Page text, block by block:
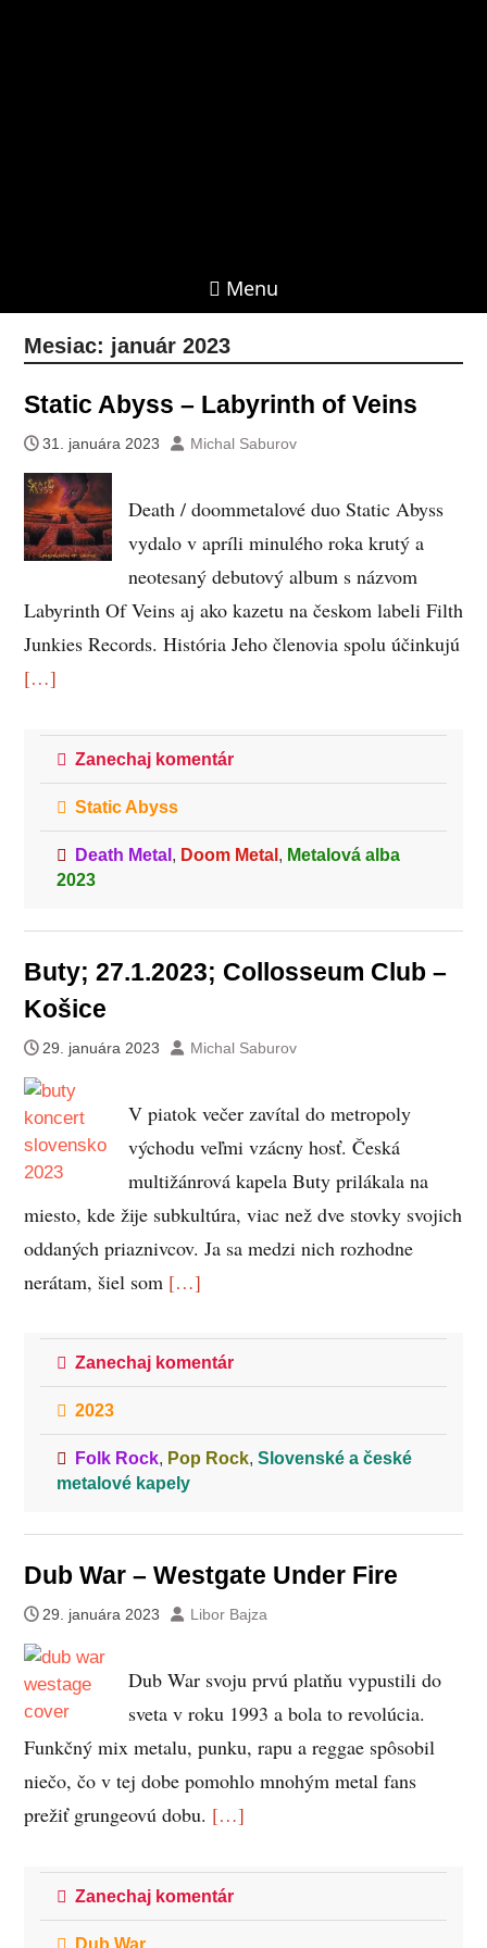
Menu
Mesiac: január 2023
Static Abyss – Labyrinth of Veins
31. januára 2023 Michal Saburov
Death / doommetalové duo Static Abyss
vydalo v apríli minulého roka krutý a
neotesaný debutový album s názvom
Labyrinth Of Veins aj ako kazetu na českom labeli Filth
Junkies Records. História Jeho členovia spolu účinkujú
[…]
Zanechaj komentár
Static Abyss
Death Metal , Doom Metal , Metalová alba
2023
Buty; 27.1.2023; Collosseum Club –
Košice
29. januára 2023 Michal Saburov
V piatok večer zavítal do metropoly
východu veľmi vzácny hosť. Česká
multižánrová kapela Buty prilákala na
miesto, kde žije subkultúra, viac než dve stovky svojich
oddaných priaznivcov. Ja sa medzi nich rozhodne
nerátam, šiel som […]
Zanechaj komentár
2023
Folk Rock, Pop Rock, Slovenské a české
metalové kapely
Dub War – Westgate Under Fire
29. januára 2023 Libor Bajza
Dub War svoju prvú platňu vypustili do
sveta v roku 1993 a bola to revolúcia.
Funkčný mix metalu, punku, rapu a reggae spôsobil
niečo, čo v tej dobe pomohlo mnohým metal fans
prežiť grungeovú dobu. […]
Zanechaj komentár
Dub War